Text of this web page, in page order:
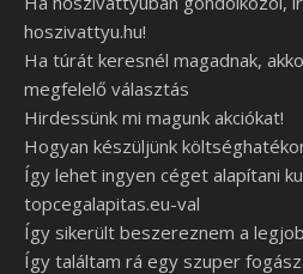
hoszivattyu.hu!
Ha túrát keresnél magadnak,
megfelelő választás
Hirdessünk mi magunk akciókat!
Hogyan készüljünk
Így lehet ingyen céget alapítani
topcegalapitas.eu-val
Így sikerült beszereznem a
Így találtam rá egy szuper